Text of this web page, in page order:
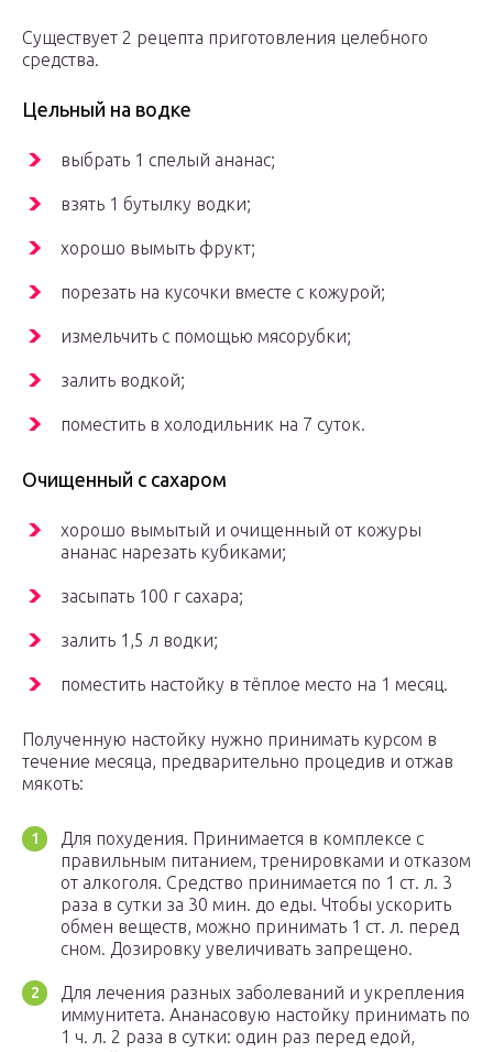
Существует 2 рецепта приготовления целебного
средства.
Цельный на водке
выбрать 1 спелый ананас;
взять 1 бутылку водки;
хорошо вымыть фрукт;
порезать на кусочки вместе с кожурой;
измельчить с помощью мясорубки;
залить водкой;
поместить в холодильник на 7 суток.
Очищенный с сахаром
хорошо вымытый и очищенный от кожуры
ананас нарезать кубиками;
засыпать 100 г сахара;
залить 1,5 л водки;
поместить настойку в тёплое место на 1 месяц.
Полученную настойку нужно принимать курсом в
течение месяца, предварительно процедив и отжав
мякоть:
Для похудения. Принимается в комплексе с
правильным питанием, тренировками и отказом
от алкоголя. Средство принимается по 1 ст. л. 3
раза в сутки за 30 мин. до еды. Чтобы ускорить
обмен веществ, можно принимать 1 ст. л. перед
сном. Дозировку увеличивать запрещено.
Для лечения разных заболеваний и укрепления
иммунитета. Ананасовую настойку принимать по
1 ч. л. 2 раза в сутки: один раз перед едой,